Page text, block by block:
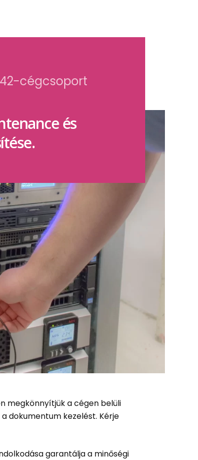
cégcsoport
és
megkönnyítjük a cégen belüli
dokumentum kezelést. Kérje
garantálja a minőségi